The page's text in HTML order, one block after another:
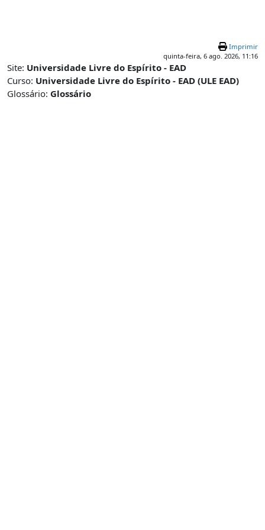
Imprimir
quinta-feira, 6 ago. 2026, 11:16
Site: Universidade Livre do Espírito - EAD
Curso: Universidade Livre do Espírito - EAD (ULE EAD)
Glossário: Glossário